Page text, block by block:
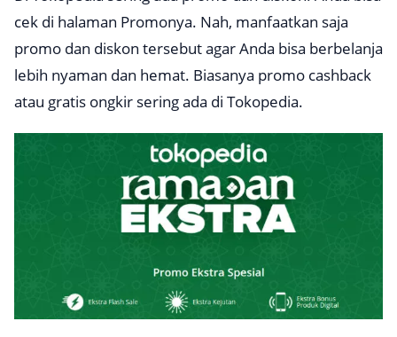
cek di halaman Promonya. Nah, manfaatkan saja
promo dan diskon tersebut agar Anda bisa berbelanja
lebih nyaman dan hemat. Biasanya promo cashback
atau gratis ongkir sering ada di Tokopedia.